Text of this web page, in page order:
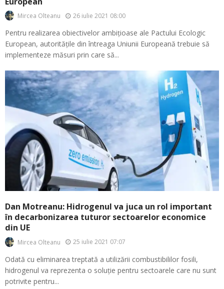
Mircea Olteanu 26 iulie 2021 08:00
Pentru realizarea obiectivelor ambițioase ale Pactului Ecologic
European, autoritățile din întreaga Uniunii Europeană trebuie să
implementeze măsuri prin care să...
Dan Motreanu: Hidrogenul va juca un rol important
în decarbonizarea tuturor sectoarelor economice
din UE
Mircea Olteanu 25 iulie 2021 07:07
Odată cu eliminarea treptată a utilizării combustibililor fosili,
hidrogenul va reprezenta o soluție pentru sectoarele care nu sunt
potrivite pentru...